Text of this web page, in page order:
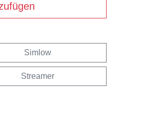
Simlow
Streamer